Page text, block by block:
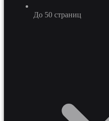
До 50 страниц